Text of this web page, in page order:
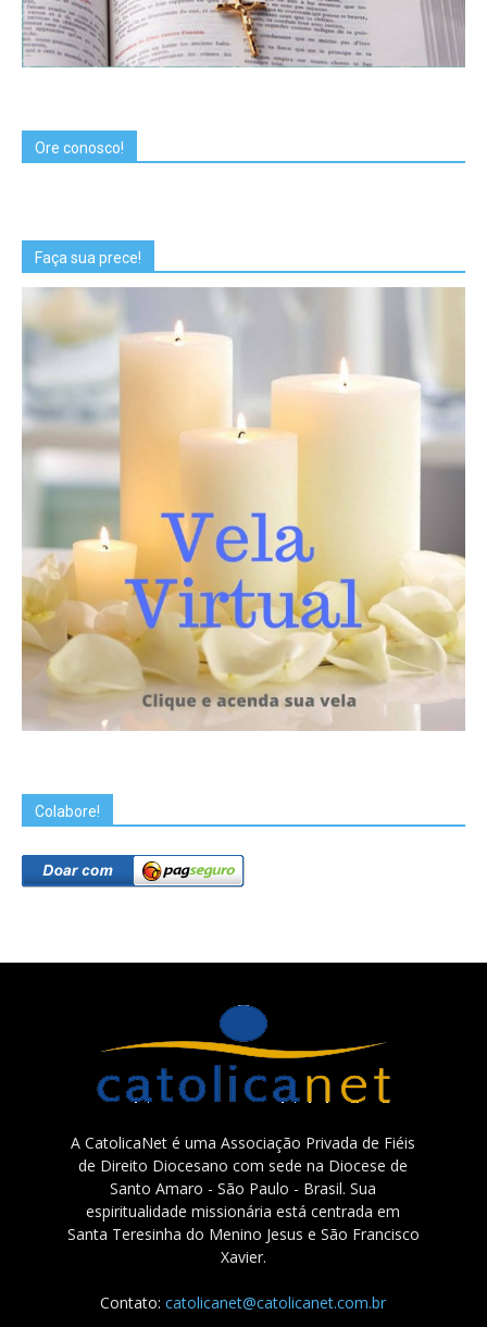
Ore conosco!
Faça sua prece!
Colabore!
A CatolicaNet é uma Associação Privada de Fiéis
de Direito Diocesano com sede na Diocese de
Santo Amaro - São Paulo - Brasil. Sua
espiritualidade missionária está centrada em
Santa Teresinha do Menino Jesus e São Francisco
Xavier.
Contato:catolicanet@catolicanet.com.br